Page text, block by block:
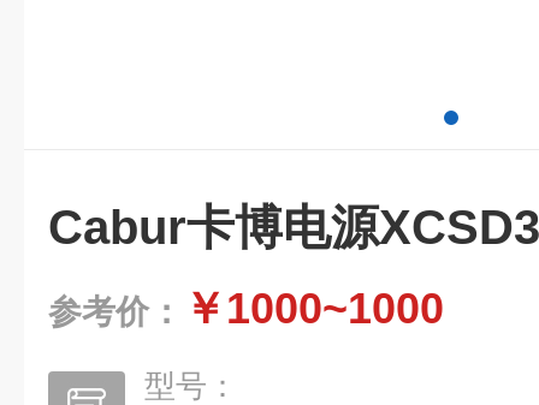
Cabur卡博电源
参考价： ￥1000~1000
型号：